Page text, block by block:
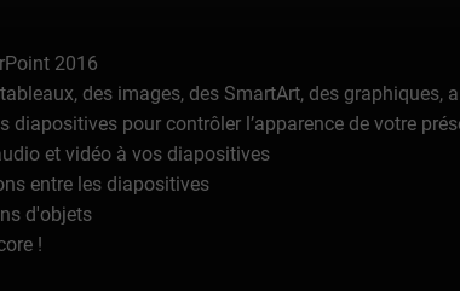
2016
des images, des SmartArt, des graphiques,
diapositives pour contrôler l’apparence de votre
et vidéo à vos diapositives
entre les diapositives
d'objets
!